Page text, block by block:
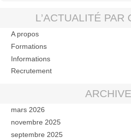
L’ACTUALITÉ PAR
A propos
Formations
Informations
Recrutement
mars 2026
novembre 2025
septembre 2025